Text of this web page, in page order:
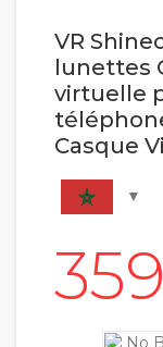
VR
lunettes
virtuelle
Casque